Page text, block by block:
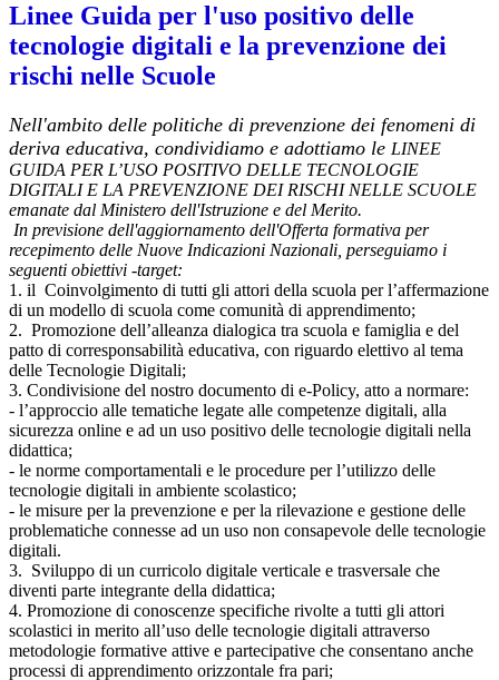
Linee Guida per l'uso positivo delle
tecnologie digitali e la prevenzione dei
rischi nelle Scuole
Nell'ambito delle politiche di prevenzione dei fenomeni di
deriva educativa, condividiamo e adottiamo le LINEE
GUIDA PER L’USO POSITIVO DELLE TECNOLOGIE
DIGITALI E LA PREVENZIONE DEI RISCHI NELLE SCUOLE
emanate dal Ministero dell'Istruzione e del Merito.
In previsione dell'aggiornamento dell'Offerta formativa per
recepimento delle Nuove Indicazioni Nazionali, perseguiamo i
seguenti obiettivi -target:
1. il Coinvolgimento di tutti gli attori della scuola per l’affermazione
di un modello di scuola come comunità di apprendimento;
2. Promozione dell’alleanza dialogica tra scuola e famiglia e del
patto di corresponsabilità educativa, con riguardo elettivo al tema
delle Tecnologie Digitali;
3. Condivisione del nostro documento di e-Policy, atto a normare:
- l’approccio alle tematiche legate alle competenze digitali, alla
sicurezza online e ad un uso positivo delle tecnologie digitali nella
didattica;
- le norme comportamentali e le procedure per l’utilizzo delle
tecnologie digitali in ambiente scolastico;
- le misure per la prevenzione e per la rilevazione e gestione delle
problematiche connesse ad un uso non consapevole delle tecnologie
digitali.
3. Sviluppo di un curricolo digitale verticale e trasversale che
diventi parte integrante della didattica;
4. Promozione di conoscenze specifiche rivolte a tutti gli attori
scolastici in merito all’uso delle tecnologie digitali attraverso
metodologie formative attive e partecipative che consentano anche
processi di apprendimento orizzontale fra pari;